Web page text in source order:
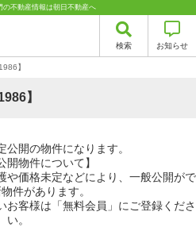
の不動産情報は朝日不動産へ
検索 お知らせ
】
】
公開の物件になります。
開物件について】
や価格未定などにより、一般公開がで
件があります。
お客様は「無料会員」にご登録くださ
い。